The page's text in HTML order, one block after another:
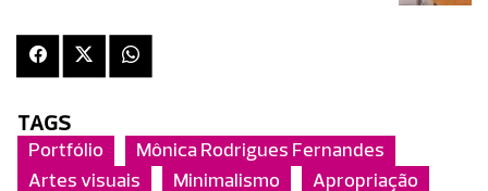
TAGS
Portfólio
Mônica Rodrigues Fernandes
Artes visuais
Minimalismo
Apropriação